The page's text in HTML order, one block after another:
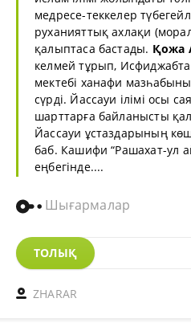
медресе-теккелер
руханияттық ахлақи
қалыптаса бастады. Қожа
келмей тұрып,
мектебі ханафи
сүрді. Йассауи ілімі осы
шарттарға байланысты
Йассауи ұстаздарының
баб. Кашифи “Рашахат-ул
еңбегінде....
Шығармалар
ТОЛЫҚ
ZHARAR